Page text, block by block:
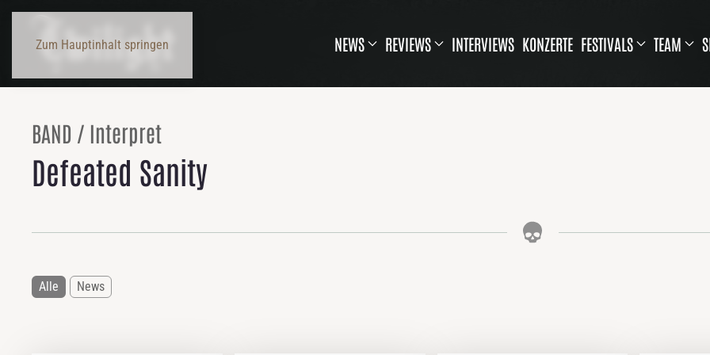
Zum Hauptinhalt springen NEWS REVIEWS INTERVIEWS KONZERTE FESTIVALS TEAM
BAND / Interpret
Defeated Sanity
Alle News